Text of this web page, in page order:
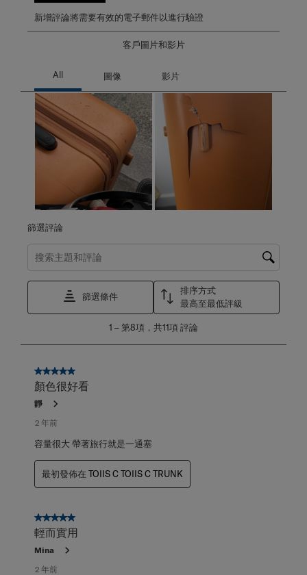
新增評論將需要有效的電子郵件以進行驗證
客戶圖片和影片
篩選評論
搜尋主題和評論搜尋區域
篩選條件
排序方式
最高至最低評級
第
項，
1 –第8項，共11項評論
5星，共5星。
顏色很好看
靜
2 年前
容量很大 帶著旅行就是一通塞
最初發佈在 TOIIS C TOIIS C TRUNK
5星，共5星。
輕而實用
Mina
2 年前